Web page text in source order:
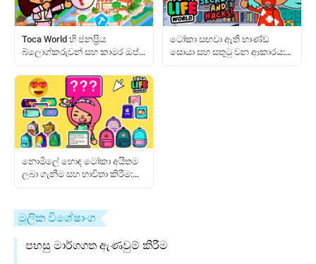
Toca World හි ජනප්‍රිය
බ්ලොග්කරුවන් සහ කාමර ඔප්පු
ටෝකා සඟවා ඇති භාණ්ඩ
සොයා සහ සතුටු වන ආකාරය:
නොමිලේ හොඳ ටෝකා අයිතම
ලබා ගැනීම සහ භාවිතා කිරීම:
මූලික විශේෂාංග
පහසු මාර්ගගත ඇණවුම් කිරීම